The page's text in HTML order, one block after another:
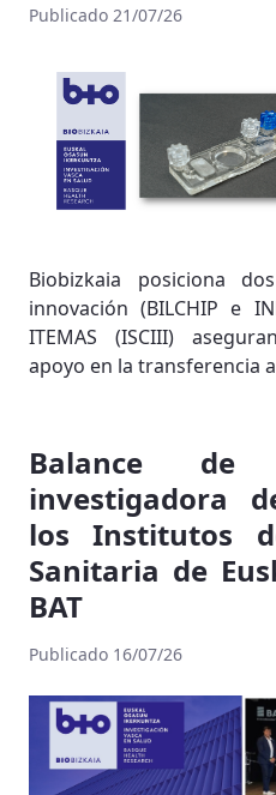
Publicado 21/07/26
Biobizkaia posiciona
innovación (BILCHIP e
ITEMAS (ISCIII)
apoyo en la transferencia
Balance de
investigadora
los Institutos
Sanitaria de
BAT
Publicado 16/07/26